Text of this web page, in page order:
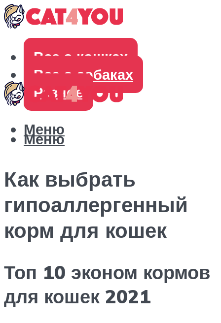
Все о кошках
Все о собаках
Разное
Меню
Меню
Как выбрать
гипоаллергенный
корм для кошек
Топ 10 эконом кормов
для кошек 2021